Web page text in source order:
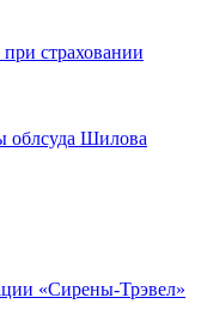
страховании
облсуда Шилова
«Сирены-Трэвел»